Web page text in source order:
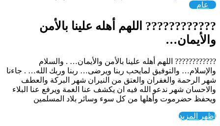
عام
???????????? اللهم أهله علينا بالأمن
والأيمان…
???????????? اللهم أهله علينا بالأمن والأيمان… . والسلام
والإسلام… والتوفيق لمايحب ربنا ويرضى… ربنا وربك الله… . جاءنا
شهر الرحمة والغفران والعتق من النيران شهر البركة والعطف
والاحسان شهر ندعو الله فيه ان يكشف عنا الغمة ويرفع عنا البلاء
ويحفظ حضرموت وأهلها من كل سوء وسائر بلاد المسلمين
اظهر المزيد